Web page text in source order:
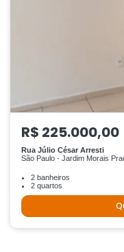
R$ 225.000,00
Rua Júlio César Arresti
São Paulo - Jardim Morais
2 banheiros
2 quartos